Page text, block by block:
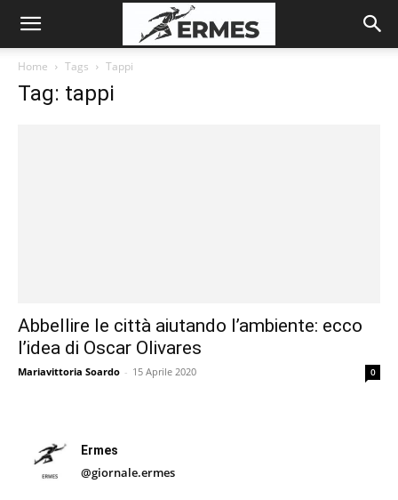
Home Tags Tappi
Tag: tappi
Abbellire le città aiutando l’ambiente: ecco
l’idea di Oscar Olivares
Mariavittoria Soardo - 15 Aprile 2020 0
Ermes
@giornale.ermes